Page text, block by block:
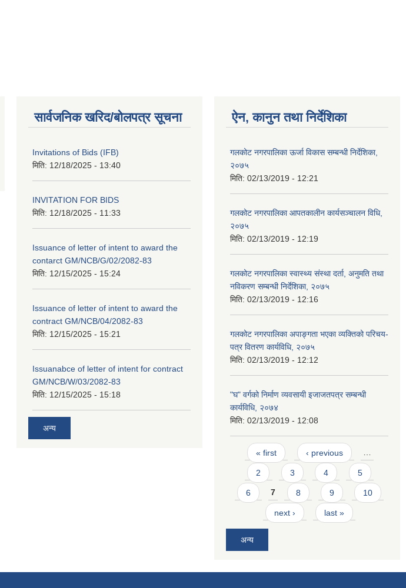
सार्वजनिक खरिद/बोलपत्र सूचना
Invitations of Bids (IFB)
मिति: 12/18/2025 - 13:40
INVITATION FOR BIDS
मिति: 12/18/2025 - 11:33
Issuance of letter of intent to award the
contarct GM/NCB/G/02/2082-83
मिति: 12/15/2025 - 15:24
Issuance of letter of intent to award the
contract GM/NCB/04/2082-83
मिति: 12/15/2025 - 15:21
Issuanabce of letter of intent for contract
GM/NCB/W/03/2082-83
मिति: 12/15/2025 - 15:18
अन्य
ऐन, कानुन तथा निर्देशिका
गलकोट नगरपालिका ऊर्जा विकास सम्बन्धी निर्देशिका,
२०७५
मिति: 02/13/2019 - 12:21
गलकोट नगरपालिका आपतकालीन कार्यसञ्चालन विधि,
२०७५
मिति: 02/13/2019 - 12:19
गलकोट नगरपालिका स्वास्थ्य संस्था दर्ता, अनुमति तथा
नविकरण सम्बन्धी निर्देशिका, २०७५
मिति: 02/13/2019 - 12:16
गलकोट नगरपालिका अपाङ्गता भएका व्यक्तिको परिचय-
पत्र वितरण कार्यविधि, २०७५
मिति: 02/13/2019 - 12:12
"घ" वर्गको निर्माण व्यवसायी इजाजतपत्र सम्बन्धी
कार्यविधि, २०७४
मिति: 02/13/2019 - 12:08
Pages
« first ‹ previous …
2 3 4 5
6 7 8 9 10
next › last »
अन्य